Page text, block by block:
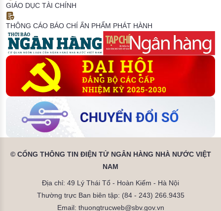
GIÁO DỤC TÀI CHÍNH
THÔNG CÁO BÁO CHÍ ẤN PHẨM PHÁT HÀNH
© CỔNG THÔNG TIN ĐIỆN TỬ NGÂN HÀNG NHÀ NƯỚC VIỆT
NAM
Địa chỉ: 49 Lý Thái Tổ - Hoàn Kiếm - Hà Nội
Thường trực Ban biên tập: (84 - 243) 266.9435
Email: thuongtrucweb@sbv.gov.vn